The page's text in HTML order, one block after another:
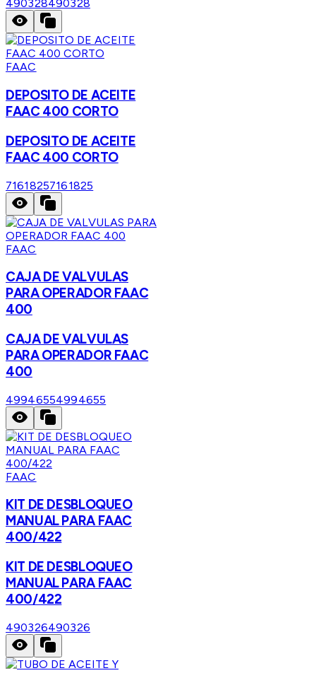
490328490328
FAAC
DEPOSITO DE ACEITE
FAAC 400 CORTO
DEPOSITO DE ACEITE
FAAC 400 CORTO
71618257161825
FAAC
CAJA DE VALVULAS
PARA OPERADOR FAAC
400
CAJA DE VALVULAS
PARA OPERADOR FAAC
400
49946554994655
FAAC
KIT DE DESBLOQUEO
MANUAL PARA FAAC
400/422
KIT DE DESBLOQUEO
MANUAL PARA FAAC
400/422
490326490326